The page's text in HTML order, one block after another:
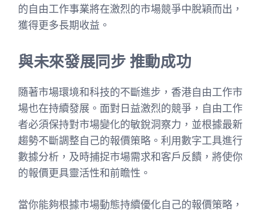
的自由工作事業將在激烈的市場競爭中脫穎而出，
獲得更多長期收益。
與未來發展同步 推動成功
隨著市場環境和科技的不斷進步，香港自由工作市
場也在持續發展。面對日益激烈的競爭，自由工作
者必須保持對市場變化的敏銳洞察力，並根據最新
趨勢不斷調整自己的報價策略。利用數字工具進行
數據分析，及時捕捉市場需求和客戶反饋，將使你
的報價更具靈活性和前瞻性。
當你能夠根據市場動態持續優化自己的報價策略，